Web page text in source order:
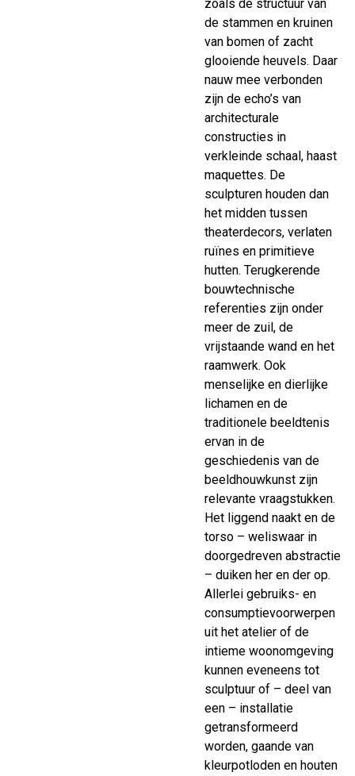
zoals de structuur van
de stammen en kruinen
van bomen of zacht
glooiende heuvels. Daar
nauw mee verbonden
zijn de echo’s van
architecturale
constructies in
verkleinde schaal, haast
maquettes. De
sculpturen houden dan
het midden tussen
theaterdecors, verlaten
ruïnes en primitieve
hutten. Terugkerende
bouwtechnische
referenties zijn onder
meer de zuil, de
vrijstaande wand en het
raamwerk. Ook
menselijke en dierlijke
lichamen en de
traditionele beeldtenis
ervan in de
geschiedenis van de
beeldhouwkunst zijn
relevante vraagstukken.
Het liggend naakt en de
torso – weliswaar in
doorgedreven abstractie
– duiken her en der op.
Allerlei gebruiks- en
consumptievoorwerpen
uit het atelier of de
intieme woonomgeving
kunnen eveneens tot
sculptuur of – deel van
een – installatie
getransformeerd
worden, gaande van
kleurpotloden en houten